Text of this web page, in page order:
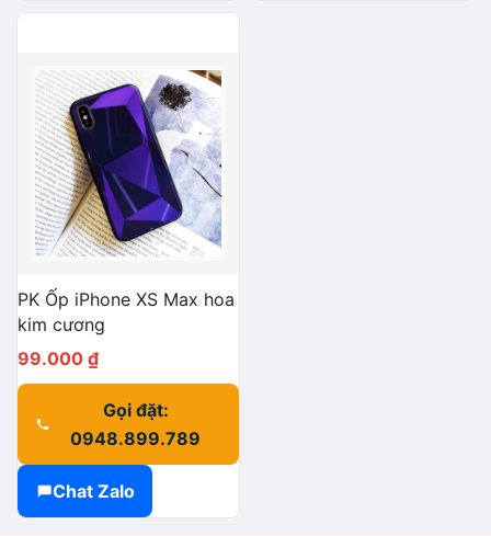
PK Ốp iPhone XS Max hoa
kim cương
99.000 ₫
Gọi đặt:
0948.899.789
Chat Zalo